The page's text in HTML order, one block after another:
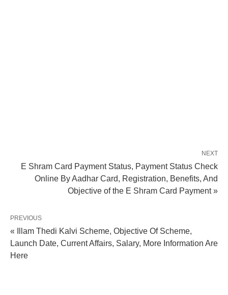
NEXT
E Shram Card Payment Status, Payment Status Check
Online By Aadhar Card, Registration, Benefits, And
Objective of the E Shram Card Payment »
PREVIOUS
« Illam Thedi Kalvi Scheme, Objective Of Scheme,
Launch Date, Current Affairs, Salary, More Information Are
Here